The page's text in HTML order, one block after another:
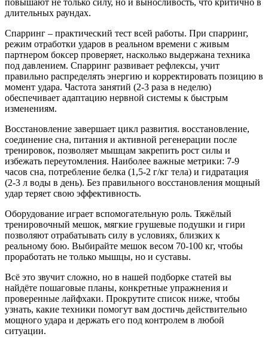
длительных раундах.
Спарринг – практический тест всей работы. При спарринг,
режим отработки ударов в реальном времени с живым
партнером боксер проверяет, насколько выдержана техника
под давлением. Спарринг развивает рефлексы, учит
правильно распределять энергию и корректировать позицию в
момент удара. Частота занятий (2‑3 раза в неделю)
обеспечивает адаптацию нервной системы к быстрым
изменениям.
Восстановление завершает цикл развития. восстановление,
соединение сна, питания и активной регенерации после
тренировок, позволяет мышцам закрепить рост силы и
избежать переутомления. Наиболее важные метрики: 7‑9
часов сна, потребление белка (1,5‑2 г/кг тела) и гидратация
(2‑3 л воды в день). Без правильного восстановления мощный
удар теряет свою эффективность.
Оборудование играет вспомогательную роль. Тяжёлый
тренировочный мешок, мягкие грушевые подушки и гири
позволяют отрабатывать силу в условиях, близких к
реальному бою. Выбирайте мешок весом 70‑100 кг, чтобы
проработать не только мышцы, но и суставы.
Всё это звучит сложно, но в нашей подборке статей вы
найдёте пошаговые планы, конкретные упражнения и
проверенные лайфхаки. Прокрутите список ниже, чтобы
узнать, какие техники помогут вам достичь действительно
мощного удара и держать его под контролем в любой
ситуации.